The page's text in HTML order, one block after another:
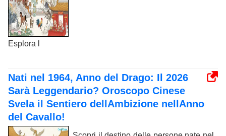
Esplora l
Nati nel 1964, Anno del Drago: Il 2026
Sarà Leggendario? Oroscopo Cinese
Svela il Sentiero dellAmbizione nellAnno
del Cavallo!